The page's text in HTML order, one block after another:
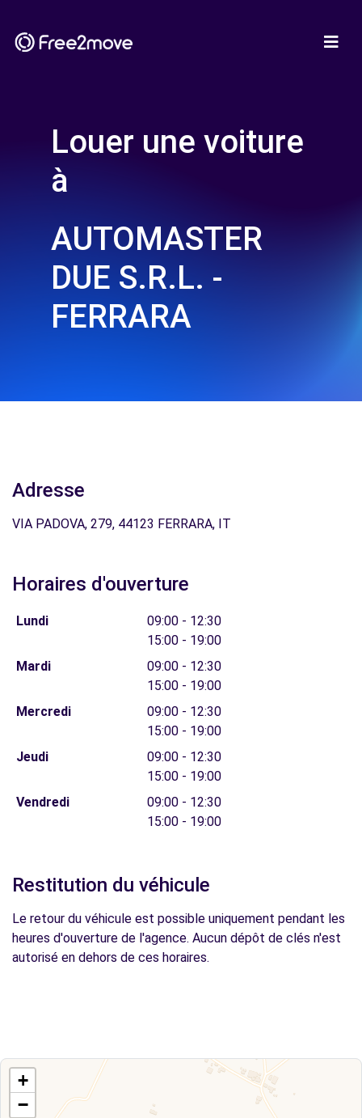
Louer une voiture
à
AUTOMASTER
DUE S.R.L. -
FERRARA
Adresse
VIA PADOVA, 279, 44123 FERRARA, IT
Horaires d'ouverture
Lundi
09:00 - 12:30
15:00 - 19:00
Mardi
09:00 - 12:30
15:00 - 19:00
Mercredi
09:00 - 12:30
15:00 - 19:00
Jeudi
09:00 - 12:30
15:00 - 19:00
Vendredi
09:00 - 12:30
15:00 - 19:00
Restitution du véhicule
Le retour du véhicule est possible uniquement pendant les
heures d'ouverture de l'agence. Aucun dépôt de clés n'est
autorisé en dehors de ces horaires.
+
−